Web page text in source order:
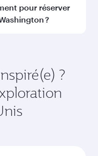
voyage dépend
aérienne
de voyage
les vols opérés
vérifier les détails
pour réserver
?
votre choix. Les
la demande
de l'itinéraire et de
voyage.
?